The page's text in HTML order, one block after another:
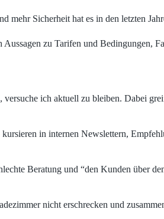
mehr Sicherheit hat es in den letzten
zu Tarifen und Bedingungen,
ich aktuell zu bleiben. Dabei
in internen Newslettern,
Beratung und “den Kunden über
nicht erschrecken und